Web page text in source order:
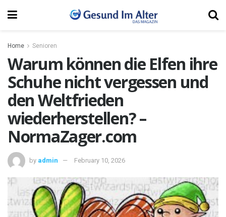
Home Senioren
Warum können die Elfen ihre
Schuhe nicht vergessen und
den Weltfrieden
wiederherstellen? –
NormaZager.com
by admin February 10, 2026